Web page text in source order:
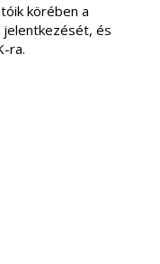
körében a
és
ra.